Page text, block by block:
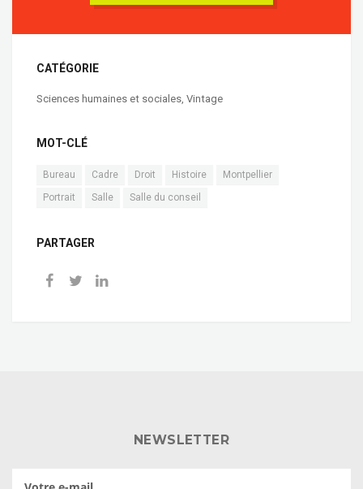
CATÉGORIE
Sciences humaines et sociales, Vintage
MOT-CLÉ
Bureau Cadre Droit Histoire
Montpellier
Portrait
Salle Salle du conseil
PARTAGER
NEWSLETTER